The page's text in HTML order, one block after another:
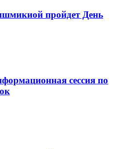
пройдет День
сессия по